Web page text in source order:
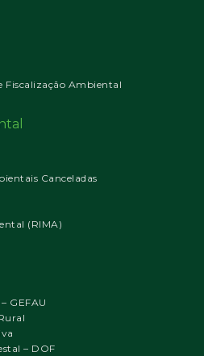
Fiscalização Ambiental
Canceladas
(RIMA)
GEFAU
– DOF